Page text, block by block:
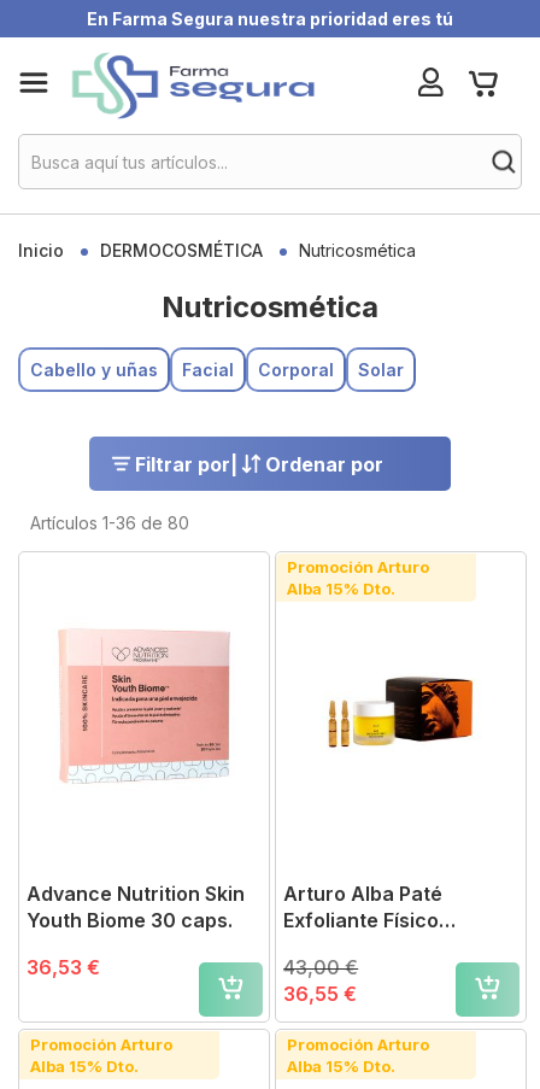
En Farma Segura nuestra prioridad eres tú
to
Content
My
Inicio DERMOCOSMÉTICA Nutricosmética
Nutricosmética
Cabello y uñas Facial Corporal Solar
Artículos 1-36 de 80
Filtrar por Ordenar por
Advance Nutrition Skin
Youth Biome 30 caps.
36,53 €
Promoción Arturo
Alba 15% Dto.
Arturo Alba Paté
Exfoliante Físico
36,55 €
43,00 €
Promoción Arturo
Alba 15% Dto.
Promoción Arturo
Alba 15% Dto.